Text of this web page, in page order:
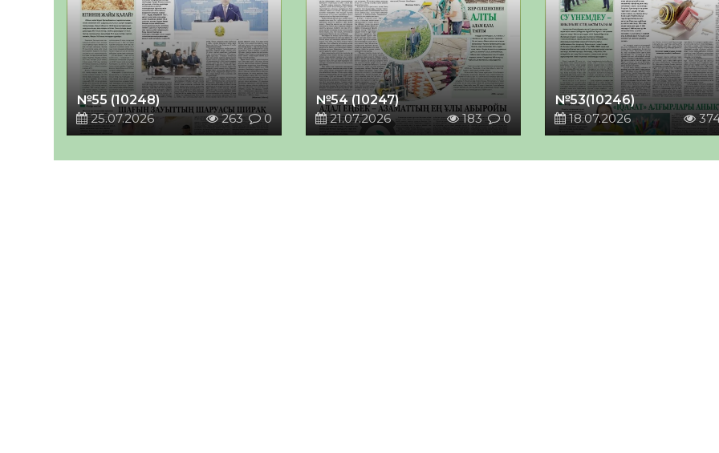
№55 (10248)
25.07.2026
263 0
№54 (10247)
21.07.2026
183 0
№53(10246)
18.07.2026